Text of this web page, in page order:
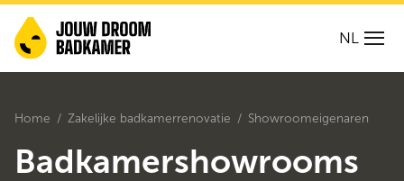
NL
Home Zakelijke badkamerrenovatie Showroomeigenaren
Badkamershowrooms